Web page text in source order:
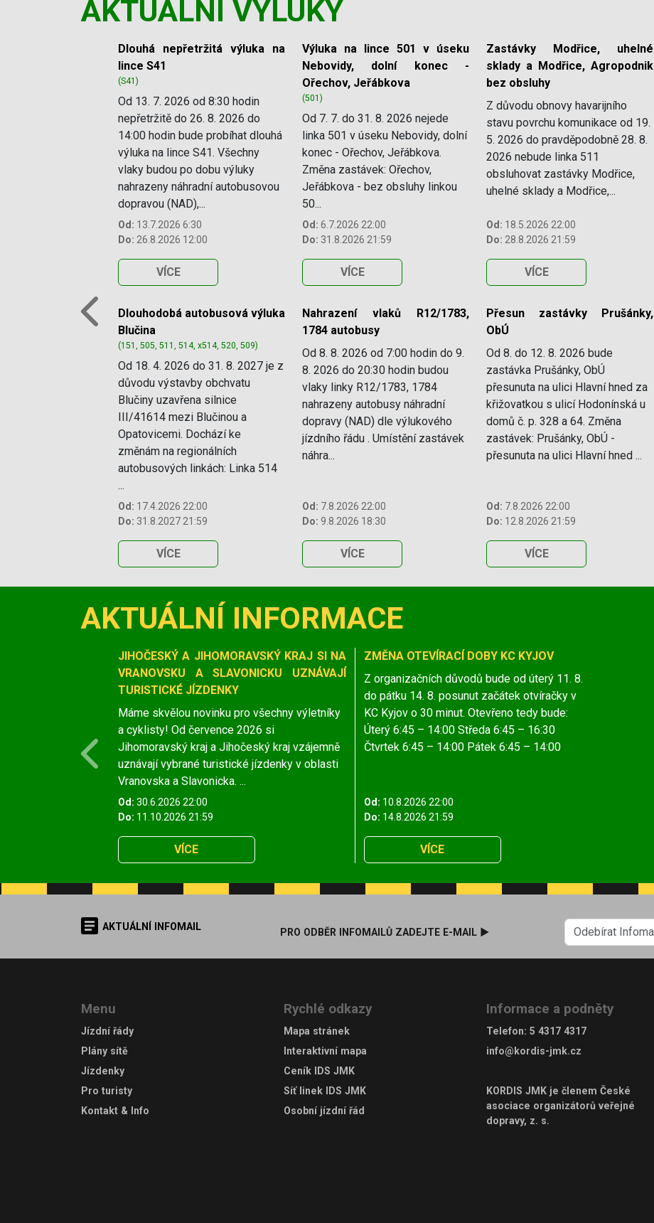
AKTUÁLNÍ VÝLUKY
Slide 1 of 11
Dlouhá nepřetržitá výluka na
lince S41
(S41)
Od 13. 7. 2026 od 8:30 hodin
nepřetržitě do 26. 8. 2026 do
14:00 hodin bude probíhat dlouhá
výluka na lince S41. Všechny
vlaky budou po dobu výluky
nahrazeny náhradní autobusovou
dopravou (NAD),...
Od: 13.7.2026 6:30
Do: 26.8.2026 12:00
VÍCE
Výluka na lince 501 v úseku
Nebovidy, dolní konec -
Ořechov, Jeřábkova
(501)
Od 7. 7. do 31. 8. 2026 nejede
linka 501 v úseku Nebovidy, dolní
konec - Ořechov, Jeřábkova.
Změna zastávek: Ořechov,
Jeřábkova - bez obsluhy linkou
50...
Od: 6.7.2026 22:00
Do: 31.8.2026 21:59
VÍCE
Zastávky Modřice, uhelné
sklady a Modřice, Agropodnik
bez obsluhy
Z důvodu obnovy havarijního
stavu povrchu komunikace od 19.
5. 2026 do pravděpodobně 28. 8.
2026 nebude linka 511
obsluhovat zastávky Modřice,
uhelné sklady a Modřice,...
Od: 18.5.2026 22:00
Do: 28.8.2026 21:59
VÍCE
Dlouhodobá autobusová výluka
Blučina
(151, 505, 511, 514, x514, 520, 509)
Od 18. 4. 2026 do 31. 8. 2027 je z
důvodu výstavby obchvatu
Blučiny uzavřena silnice
III/41614 mezi Blučinou a
Opatovicemi. Dochází ke
změnám na regionálních
autobusových linkách: Linka 514
...
Od: 17.4.2026 22:00
Do: 31.8.2027 21:59
VÍCE
Nahrazení vlaků R12/1783,
1784 autobusy
Od 8. 8. 2026 od 7:00 hodin do 9.
8. 2026 do 20:30 hodin budou
vlaky linky R12/1783, 1784
nahrazeny autobusy náhradní
dopravy (NAD) dle výlukového
jízdního řádu . Umístění zastávek
náhra...
Od: 7.8.2026 22:00
Do: 9.8.2026 18:30
VÍCE
Přesun zastávky Prušánky,
ObÚ
Od 8. do 12. 8. 2026 bude
zastávka Prušánky, ObÚ
přesunuta na ulici Hlavní hned za
křižovatkou s ulicí Hodonínská u
domů č. p. 328 a 64. Změna
zastávek: Prušánky, ObÚ -
přesunuta na ulici Hlavní hned ...
Od: 7.8.2026 22:00
Do: 12.8.2026 21:59
VÍCE
Previous
AKTUÁLNÍ INFORMACE
Slide 1 of 1
JIHOČESKÝ A JIHOMORAVSKÝ KRAJ SI NA
VRANOVSKU A SLAVONICKU UZNÁVAJÍ
TURISTICKÉ JÍZDENKY
Máme skvělou novinku pro všechny výletníky
a cyklisty! Od července 2026 si
Jihomoravský kraj a Jihočeský kraj vzájemně
uznávají vybrané turistické jízdenky v oblasti
Vranovska a Slavonicka. ...
Od: 30.6.2026 22:00
Do: 11.10.2026 21:59
VÍCE
ZMĚNA OTEVÍRACÍ DOBY KC KYJOV
Z organizačních důvodů bude od úterý 11. 8.
do pátku 14. 8. posunut začátek otvíračky v
KC Kyjov o 30 minut. Otevřeno tedy bude:
Úterý 6:45 – 14:00 Středa 6:45 – 16:30
Čtvrtek 6:45 – 14:00 Pátek 6:45 – 14:00
Od: 10.8.2026 22:00
Do: 14.8.2026 21:59
VÍCE
Previous
AKTUÁLNÍ INFOMAIL PRO ODBĚR INFOMAILŮ ZADEJTE E-MAIL ►
Menu
Jízdní řády
Plány sítě
Jízdenky
Pro turisty
Kontakt & Info
Rychlé odkazy
Mapa stránek
Interaktivní mapa
Ceník IDS JMK
Síť linek IDS JMK
Osobní jízdní řád
Informace a podněty
Telefon: 5 4317 4317
info@kordis-jmk.cz
KORDIS JMK je členem České
asociace organizátorů veřejné
dopravy, z. s.